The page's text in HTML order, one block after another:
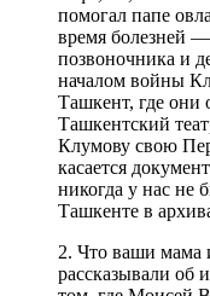
помогал папе
время болезней —
позвоночника и
началом войны
Ташкент, где они
Ташкентский
Клумову свою
касается
никогда у нас не
Ташкенте в
2. Что ваши мама
рассказывали об